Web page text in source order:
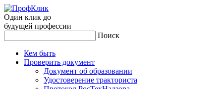
Один клик до
будущей профессии
Поиск
Кем быть
Проверить документ
Документ об образовании
Удостоверение тракториста